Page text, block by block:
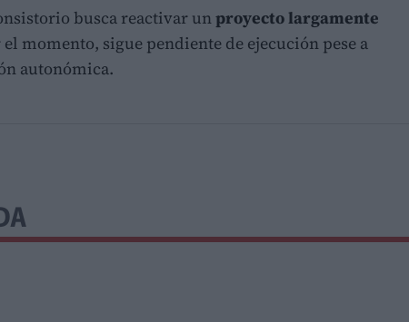
busca reactivar unproyecto largamente
momento, sigue pendiente de ejecución pese a
autonómica.